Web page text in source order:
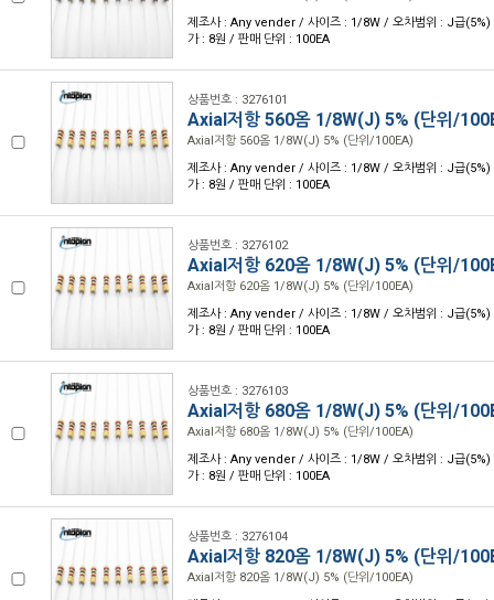
제조사 : Any vender / 사이즈 : 1/8W / 오차범위 : J급(5%)
가 : 8원 / 판매 단위 : 100EA
상품번호 : 3276101
Axial저항 560옴 1/8W(J) 5% (단위/
Axial저항 560옴 1/8W(J) 5% (단위/100EA)
제조사 : Any vender / 사이즈 : 1/8W / 오차범위 : J급(5%)
가 : 8원 / 판매 단위 : 100EA
상품번호 : 3276102
Axial저항 620옴 1/8W(J) 5% (단위/
Axial저항 620옴 1/8W(J) 5% (단위/100EA)
제조사 : Any vender / 사이즈 : 1/8W / 오차범위 : J급(5%)
가 : 8원 / 판매 단위 : 100EA
상품번호 : 3276103
Axial저항 680옴 1/8W(J) 5% (단위/
Axial저항 680옴 1/8W(J) 5% (단위/100EA)
제조사 : Any vender / 사이즈 : 1/8W / 오차범위 : J급(5%)
가 : 8원 / 판매 단위 : 100EA
상품번호 : 3276104
Axial저항 820옴 1/8W(J) 5% (단위/
Axial저항 820옴 1/8W(J) 5% (단위/100EA)